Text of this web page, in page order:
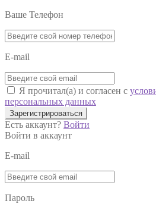
Ваше Телефон
E-mail
Я прочитал(а) и согласен с
персональных данных
Зарегистрироваться
Есть аккаунт? Войти
Войти в аккаунт
E-mail
Пароль